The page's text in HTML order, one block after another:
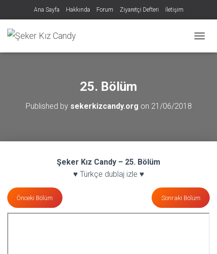
Ana Sayfa Hakkında Forum Ziyaretçi Defteri İletişim
25. Bölüm
Published by sekerkizcandy.org on 21/06/2018
Şeker Kız Candy – 25. Bölüm
♥ Türkçe dublaj izle ♥
Önceki Bölüm Sonraki Bölüm